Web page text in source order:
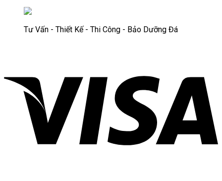
Tư Vấn - Thiết Kế - Thi Công - Bảo Dưỡng Đá